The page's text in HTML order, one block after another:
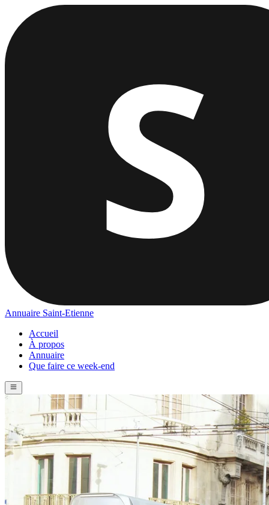
Annuaire Saint-Etienne
Accueil
À propos
Annuaire
Que faire ce week-end